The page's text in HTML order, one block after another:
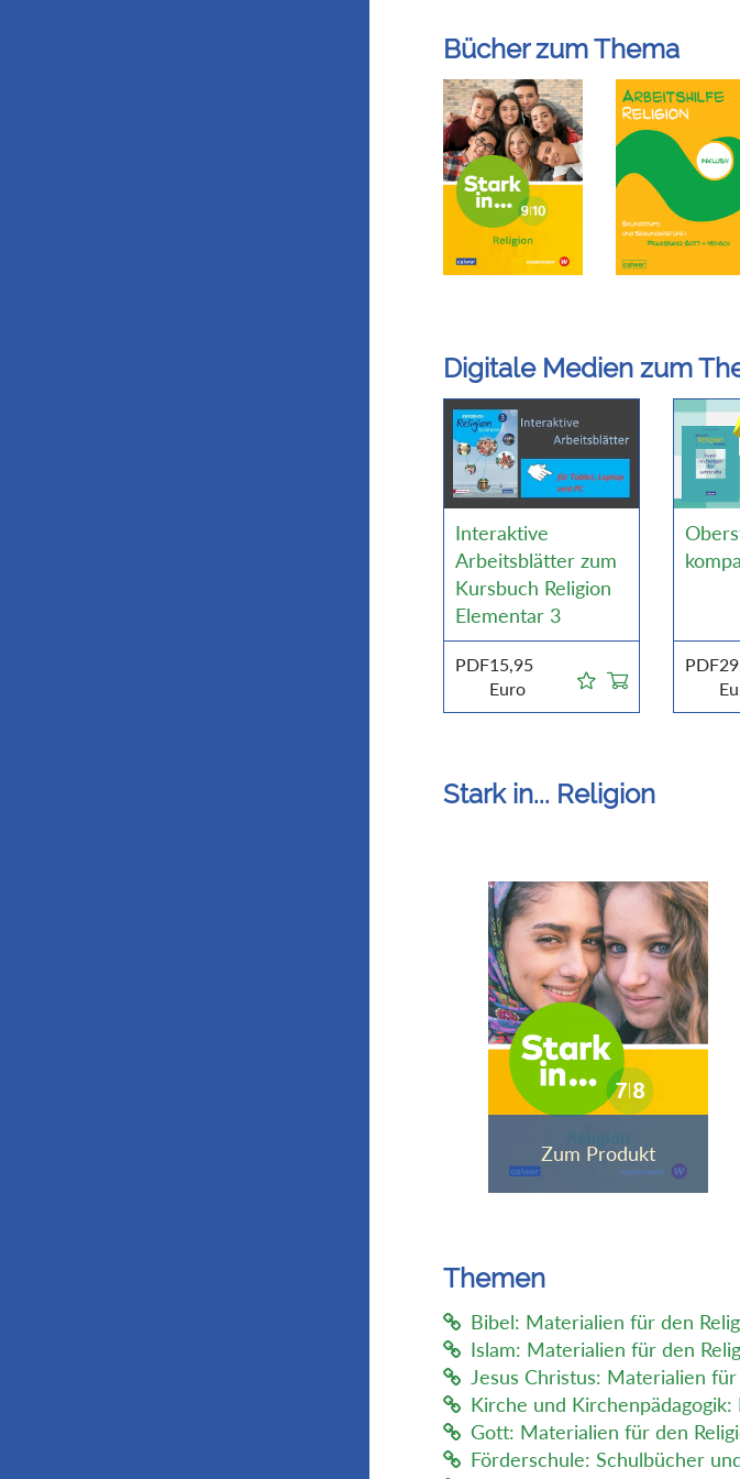
Bücher zum Thema
Digitale Medien zum
Interaktive
Arbeitsblätter zum
Kursbuch Religion
Elementar 3
PDF15,95
Euro
PDF
Stark in... Religion
Themen
Bibel: Materialien für den
Islam: Materialien für den
Jesus Christus: Materialien
Kirche und
Gott: Materialien für den
Förderschule: Schulbücher